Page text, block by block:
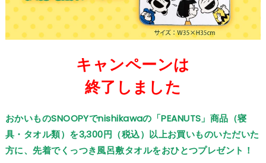
キャンペーンは
終了しました
おかいものSNOOPYでnishikawaの「PEANUTS」商品（寝
具・タオル類）を3,300円（税込）以上お買いものいただいた
方に、先着でくっつき風呂敷タオルをおひとつプレゼント！